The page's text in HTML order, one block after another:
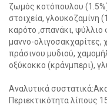
ζωμός κοτόπουλου
στοιχεία, γλουκοζαμίνη
καρότο ,σπανάκι, ψύλλιο
μαννο-ολιγοσακχαρίτες,
πράσινου μυδιού,
οξύκοκκο (κράνμπερι),
Αναλυτικά
Περιεκτικότητα λίπους